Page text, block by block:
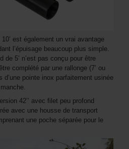
est également un vrai avantage
l’épuisage beaucoup plus simple.
de 5’ n’est pas conçu pour être
complété par une rallonge (7’ ou
d’une pointe inox parfaitement usinée
42’’ avec filet peu profond
avec une housse de transport
une poche séparée pour le